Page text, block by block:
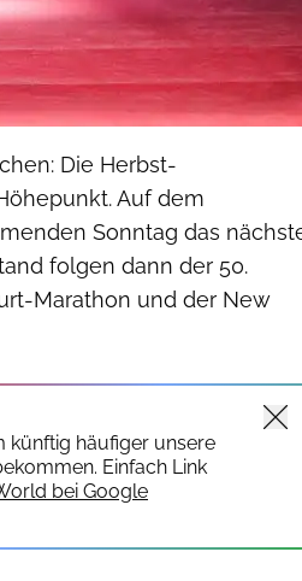
Die Herbst-
Auf dem
Sonntag das
folgen dann der 50.
Marathon und der New
künftig häufiger unsere
Einfach Link
bei Google